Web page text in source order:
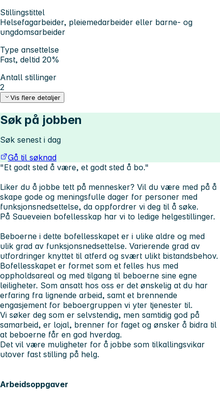
Stillingstittel
Helsefagarbeider, pleiemedarbeider eller barne- og
ungdomsarbeider
Type ansettelse
Fast, deltid 20%
Antall stillinger
2
Vis flere detaljer
Søk på jobben
Søk senest i dag
Gå til søknad
"Et godt sted å være, et godt sted å bo."
Liker du å jobbe tett på mennesker? Vil du være med på å
skape gode og meningsfulle dager for personer med
funksjonsnedsettelse, da oppfordrer vi deg til å søke.
På Saueveien bofellesskap har vi to ledige helgestillinger.
Beboerne i dette bofellesskapet er i ulike aldre og med
ulik grad av funksjonsnedsettelse. Varierende grad av
utfordringer knyttet til atferd og svært ulikt bistandsbehov.
Bofellesskapet er formet som et felles hus med
oppholdsareal og med tilgang til beboerne sine egne
leiligheter. Som ansatt hos oss er det ønskelig at du har
erfaring fra lignende arbeid, samt et brennende
engasjement for beboergruppen vi yter tjenester til.
Vi søker deg som er selvstendig, men samtidig god på
samarbeid, er lojal, brenner for faget og ønsker å bidra til
at beboerne får en god hverdag.
Det vil være muligheter for å jobbe som tilkallingsvikar
utover fast stilling på helg.
Arbeidsoppgaver